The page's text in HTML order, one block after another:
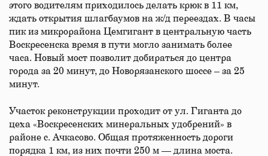
этого водителям приходилось делать крюк в 11 км,
ждать открытия шлагбаумов на ж/д переездах. В часы
пик из микрорайона Цемгигант в центральную часть
Воскресенска время в пути могло занимать более
часа. Новый мост позволит добираться до центра
города за 20 минут, до Новорязанского шоссе – за 25
минут.
Участок реконструкции проходит от ул. Гиганта до
цеха «Воскресенских минеральных удобрений» в
районе с. Ачкасово. Общая протяженность дороги
порядка 1 км, из них почти 250 м — длина моста.